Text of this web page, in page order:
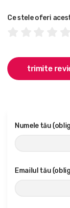
Ce stele oferi
Numele tău
Emailul tău